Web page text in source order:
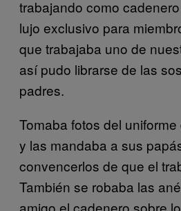
trabajando como
lujo exclusivo para
que trabajaba uno de
así pudo librarse de las
padres.
Tomaba fotos del
y las mandaba a sus
convencerlos de que el
También se robaba las
amigo el cadenero sobre